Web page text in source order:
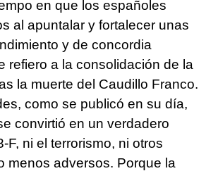
en que los españoles
al apuntalar y fortalecer unas
y de concordia
refiero a la consolidación de la
la muerte del Caudillo Franco.
como se publicó en su día,
convirtió en un verdadero
F, ni el terrorismo, ni otros
menos adversos. Porque la